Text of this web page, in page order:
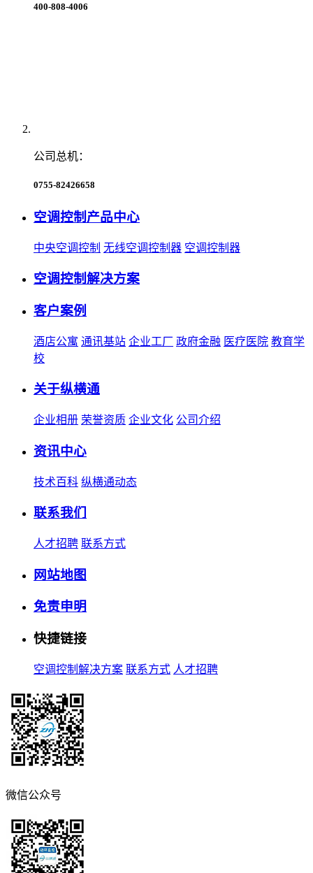
400-808-4006
公司总机：
0755-82426658
空调控制产品中心
中央空调控制 无线空调控制器 空调控制器
空调控制解决方案
客户案例
酒店公寓 通讯基站 企业工厂 政府金融 医疗医院 教育学
校
关于纵横通
企业相册 荣誉资质 企业文化 公司介绍
资讯中心
技术百科 纵横通动态
联系我们
人才招聘 联系方式
网站地图
免责申明
快捷链接
空调控制解决方案 联系方式 人才招聘
微信公众号